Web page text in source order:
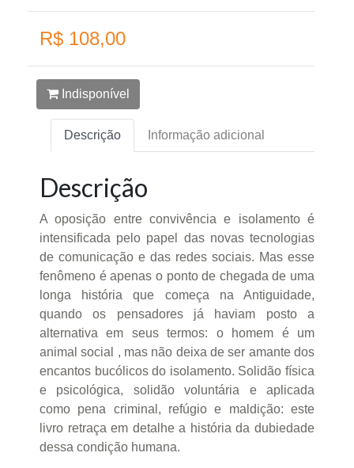
R$ 108,00
Indisponível
Descrição Informação adicional
Descrição
A oposição entre convivência e isolamento é
intensificada pelo papel das novas tecnologias
de comunicação e das redes sociais. Mas esse
fenômeno é apenas o ponto de chegada de uma
longa história que começa na Antiguidade,
quando os pensadores já haviam posto a
alternativa em seus termos: o homem é um
animal social , mas não deixa de ser amante dos
encantos bucólicos do isolamento. Solidão física
e psicológica, solidão voluntária e aplicada
como pena criminal, refúgio e maldição: este
livro retraça em detalhe a história da dubiedade
dessa condição humana.